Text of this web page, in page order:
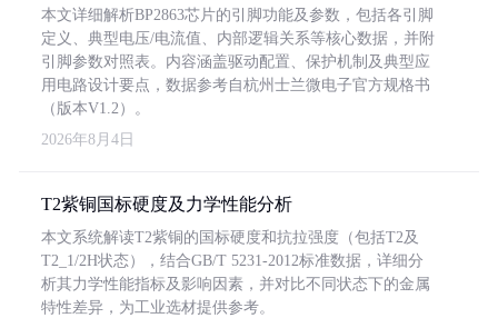
本文详细解析BP2863芯片的引脚功能及参数，包括各引脚
定义、典型电压/电流值、内部逻辑关系等核心数据，并附
引脚参数对照表。内容涵盖驱动配置、保护机制及典型应
用电路设计要点，数据参考自杭州士兰微电子官方规格书
（版本V1.2）。
2026年8月4日
T2紫铜国标硬度及力学性能分析
本文系统解读T2紫铜的国标硬度和抗拉强度（包括T2及
T2_1/2H状态），结合GB/T 5231-2012标准数据，详细分
析其力学性能指标及影响因素，并对比不同状态下的金属
特性差异，为工业选材提供参考。